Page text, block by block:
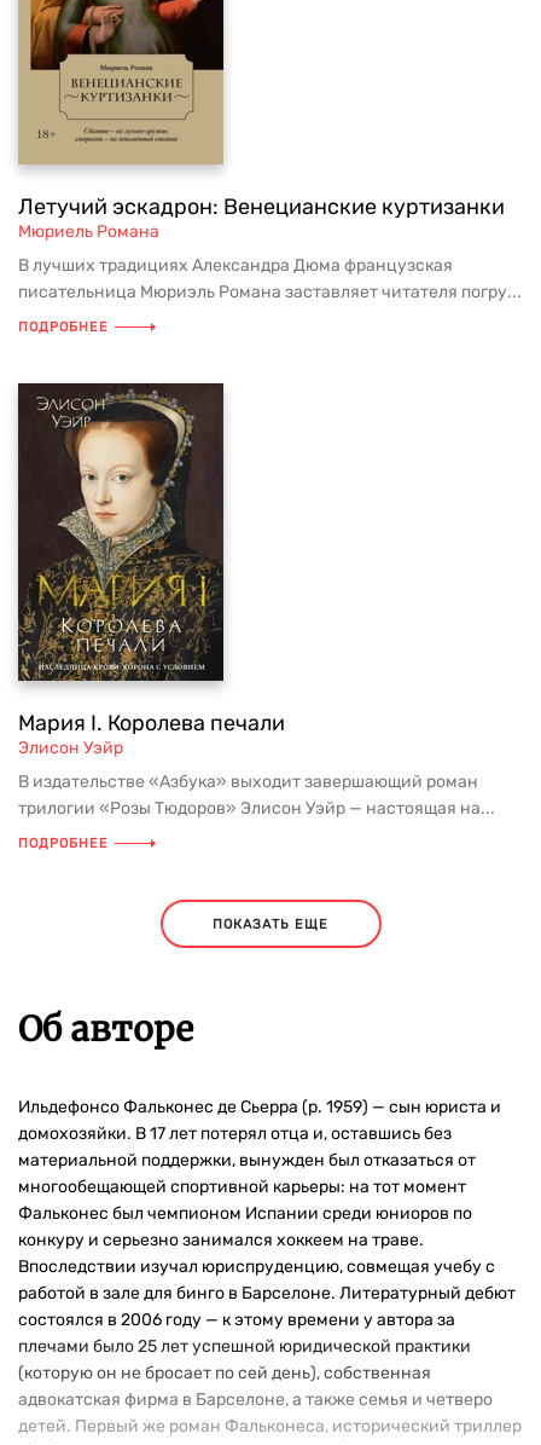
Летучий эскадрон: Венецианские куртизанки
Мюриель Романа
В лучших традициях Александра Дюма французская
писательница Мюриэль Романа заставляет читателя погру...
ПОДРОБНЕЕ
Мария I. Королева печали
Элисон Уэйр
В издательстве «Азбука» выходит завершающий роман
трилогии «Розы Тюдоров» Элисон Уэйр — настоящая на...
ПОДРОБНЕЕ
ПОКАЗАТЬ ЕЩЕ
Об авторе
Ильдефонсо Фальконес де Сьерра (р. 1959) — сын юриста и
домохозяйки. В 17 лет потерял отца и, оставшись без
материальной поддержки, вынужден был отказаться от
многообещающей спортивной карьеры: на тот момент
Фальконес был чемпионом Испании среди юниоров по
конкуру и серьезно занимался хоккеем на траве.
Впоследствии изучал юриспруденцию, совмещая учебу с
работой в зале для бинго в Барселоне. Литературный дебют
состоялся в 2006 году — к этому времени у автора за
плечами было 25 лет успешной юридической практики
(которую он не бросает по сей день), собственная
адвокатская фирма в Барселоне, а также семья и четверо
детей. Первый же роман Фальконеса, исторический триллер